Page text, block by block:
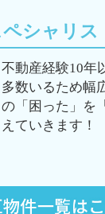
シャリス
不動産経験10年
多数いるため幅
の「困った」を
えていきます！